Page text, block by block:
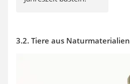
3.2. Tiere aus Naturmaterialien